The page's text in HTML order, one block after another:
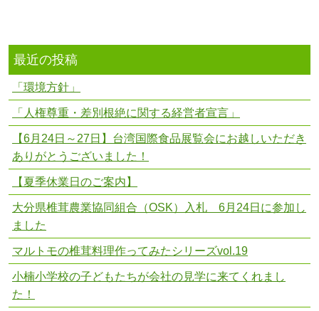
最近の投稿
「環境方針」
「人権尊重・差別根絶に関する経営者宣言」
【6月24日～27日】台湾国際食品展覧会にお越しいただき
ありがとうございました！
【夏季休業日のご案内】
大分県椎茸農業協同組合（OSK）入札 6月24日に参加し
ました
マルトモの椎茸料理作ってみたシリーズvol.19
小楠小学校の子どもたちが会社の見学に来てくれまし
た！